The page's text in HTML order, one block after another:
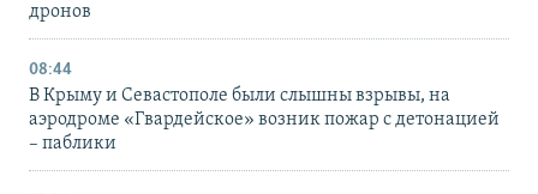
дронов
08:44
В Крыму и Севастополе были слышны взрывы, на
аэродроме «Гвардейское» возник пожар с детонацией
– паблики